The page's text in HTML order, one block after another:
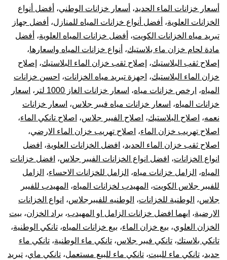
أسعار خزانات الماء الحديد، أسعار خزانات الوطني، أفضل أنواع
الخزانات العلوية، أفضل أنواع خزانات المياه للمنازل، أفضل جهاز
تبريد مياه الخزانات الكويت، أفضل خزانات المياه العلوية، أفضل
مادة لحام خزان ماء بلاستيك، أنواع خزانات المياه واسعارها،
إصلاح ثقب البلاستيك، إصلاح ثقب خزان الماء البلاستيك، إصلاح
خزان الماء البلاستيك، اجهزة تبريد مياه الخزانات، احسن خزانات
المياه، ارخص خزانات مياه، اسعار خزانات الغاز 1000 لتر ، اسعار
خزانات المياه، اسعار خزانات مياه فيبر جلاس، اسعار خزانات
نعمه، اصلاح البلاستيك، اصلاح الفيبر جلاس، اصلاح تانكي الماء،
اصلاح تهريب خزان الماء، اصلاح تهريب خزان الماء الارضي،
اصلاح ثقب خزان الماء الحديد، افضل الخزانات العلوية، افضل
انواع الخزانات، افضل انواع الخزانات الفيبر جلاس، افضل خزانات
المياه، الزامل خزانات مياه، الزامل للخزانات الاحساء، الزامل
للفيبر جلاس الكويت، المهيدب لخزانات المياه، المهيدب للفيبر
جلاس، الوطنية للخزانات، الوطنيه للفيبرجلاس، انواع الخزانات
الارضية، ايهما افضل خزانات الزامل او المهيدب، براد الخزان، بيت
الخزان العلوي، بيع خزان الماء، بيع خزانات المياه، تانكي الوطنية،
تانكي بلاستك، تانكي فيبر جلاس، تانكي ماء الوطنية، تانكي ماء
حديد، تانكي ماء للبيت، تانكي ماء للبيع مستعمل، تانكي ماي، تبريد